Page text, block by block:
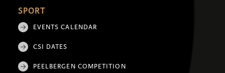
SPORT
EVENTS CALENDAR
CSI DATES
PEELBERGEN COMPETITION